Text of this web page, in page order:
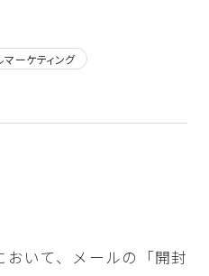
マーケティング
いて、メールの「開封